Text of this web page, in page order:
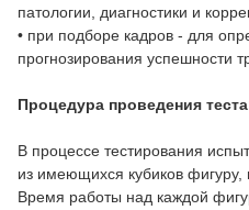
патологии, диагностики и
• при подборе кадров - для
прогнозирования успешности
Процедура проведения
В процессе тестирования
из имеющихся кубиков фигуру,
Время работы над каждой